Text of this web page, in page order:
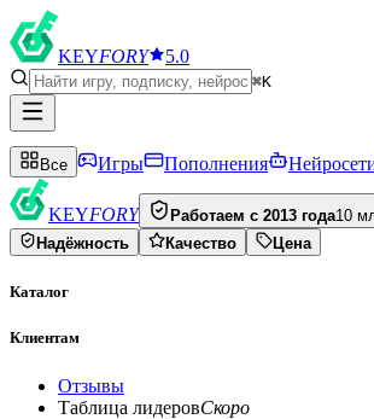
KEYFORY 5.0
⌘K
Все Игры Пополнения
KEYFORY Работаем с 2013 года10
Надёжность
Качество Цена
Каталог
Клиентам
Отзывы
Таблица лидеровСкоро